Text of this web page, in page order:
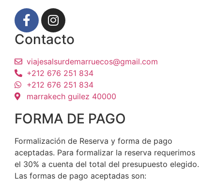
Contacto
viajesalsurdemarruecos@gmail.com
+212 676 251 834
+212 676 251 834
marrakech guilez 40000
FORMA DE PAGO
Formalización de Reserva y forma de pago
aceptadas. Para formalizar la reserva requerimos
el 30% a cuenta del total del presupuesto elegido.
Las formas de pago aceptadas son: